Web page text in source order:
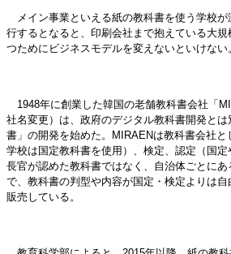
メイン事業といえる紙の教科書を使う学校が
行するとなると、印刷会社まで抱えている大
つためにビジネスモデルを変えないといけない
1948年に創業した韓国の老舗教科書会社「
社名変更）は、政府のデジタル教科書開発と
書」の開発を始めた。MIRAENは教科書会社
学校は国定教科書を使用）、検定、認定（国
長官が認めた教科書ではなく、自治体ごとに
で、教科書の判型や内容が国定・検定よりは自
販売している。